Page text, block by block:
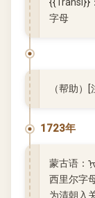
字母
（帮助）[
1723年
蒙古语：
西里尔字
为清朝入